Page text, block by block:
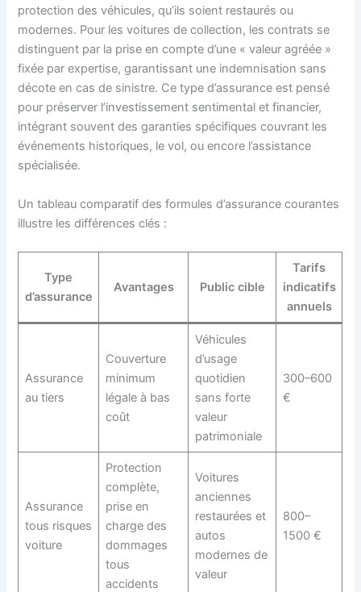
protection des véhicules, qu’ils soient restaurés ou
modernes. Pour les voitures de collection, les contrats se
distinguent par la prise en compte d’une « valeur agréée »
fixée par expertise, garantissant une indemnisation sans
décote en cas de sinistre. Ce type d’assurance est pensé
pour préserver l’investissement sentimental et financier,
intégrant souvent des garanties spécifiques couvrant les
événements historiques, le vol, ou encore l’assistance
spécialisée.
Un tableau comparatif des formules d’assurance courantes
illustre les différences clés :
Type
d’assurance
Avantages Public cible
Tarifs
indicatifs
annuels
Assurance
au tiers
Couverture
minimum
légale à bas
coût
Véhicules
d’usage
quotidien
sans forte
valeur
patrimoniale
300–600
€
Assurance
tous risques
voiture
Protection
complète,
prise en
charge des
dommages
tous
accidents
Voitures
anciennes
restaurées et
autos
modernes de
valeur
800–
1500 €